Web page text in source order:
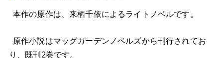
本作の原作は、来栖千依によるライトノベルです。
原作小説はマッグガーデンノベルズから刊行されてお
り、既刊2巻です。